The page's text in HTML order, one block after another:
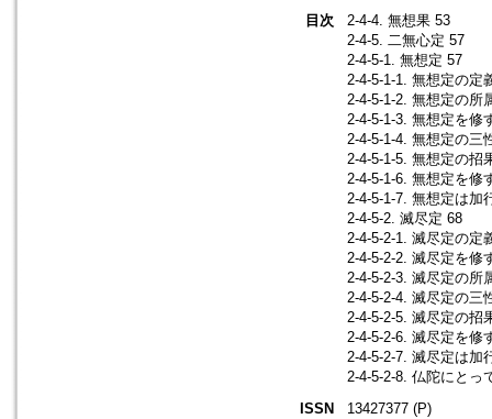
目次
2-4-4. 無想果 53
2-4-5. 二無心定 57
2-4-5-1. 無想定 57
2-4-5-1-1. 無想定の定
2-4-5-1-2. 無想定の所
2-4-5-1-3. 無想定を修
2-4-5-1-4. 無想定の三
2-4-5-1-5. 無想定の招
2-4-5-1-6. 無想定を修
2-4-5-1-7. 無想定は加
2-4-5-2. 滅尽定 68
2-4-5-2-1. 滅尽定の定
2-4-5-2-2. 滅尽定を修
2-4-5-2-3. 滅尽定の所
2-4-5-2-4. 滅尽定の三
2-4-5-2-5. 滅尽定の招
2-4-5-2-6. 滅尽定を修
2-4-5-2-7. 滅尽定は加
2-4-5-2-8. 仏陀にとっ
ISSN
13427377 (P)